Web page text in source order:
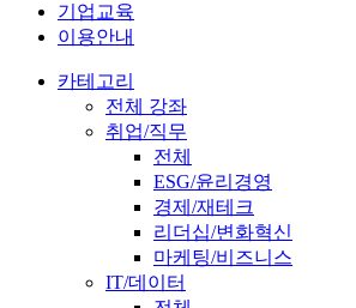
기업교육
이용안내
카테고리
전체 강좌
취업/직무
전체
ESG/윤리경영
경제/재테크
리더십/변화혁신
마케팅/비즈니스
IT/데이터